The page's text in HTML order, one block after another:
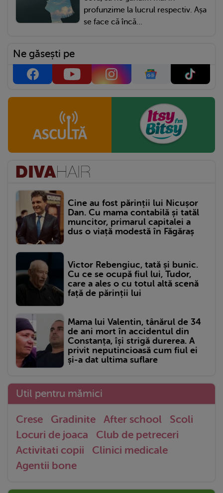
profunzime la lucrul respectiv. Așa
se face că încă...
Ne găsești pe
Cine au fost părinții lui Nicușor
Dan. Cu mama contabilă și tatăl
muncitor, primarul capitalei a
dus o viață modestă în Făgăraș
Victor Rebengiuc, tată și bunic.
Cu ce se ocupă fiul lui, Tudor,
care a ales o cu totul altă scenă
față de părinții lui
Mama lui Valentin, tânărul de 34
de ani mort în accidentul din
Constanța, își strigă durerea. A
privit neputincioasă cum fiul ei
și-a dat ultima suflare
Util pentru mămici
Crese Gradinite After school
Scoli
Locuri de joaca
Club de petreceri
Activitati copii
Clinici medicale
Agentii bone